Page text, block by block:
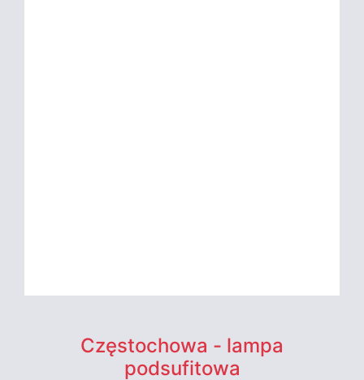
Częstochowa - lampa
podsufitowa